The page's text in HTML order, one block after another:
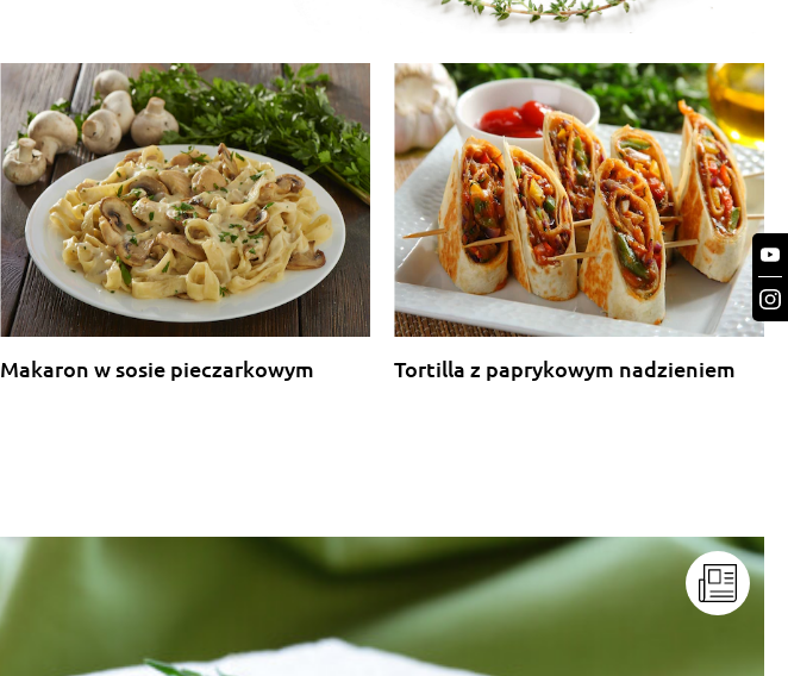
Makaron w sosie pieczarkowym Tortilla z paprykowym nadzieniem